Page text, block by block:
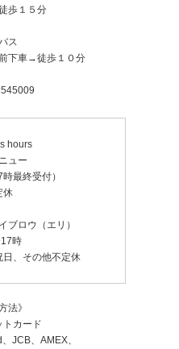
歩１５分
ス
下車→徒歩１０分
hours
ュー
最終受付）
休
ブロウ（エリ）
時
、その他不定休
法》
トカード
JCB、AMEX、